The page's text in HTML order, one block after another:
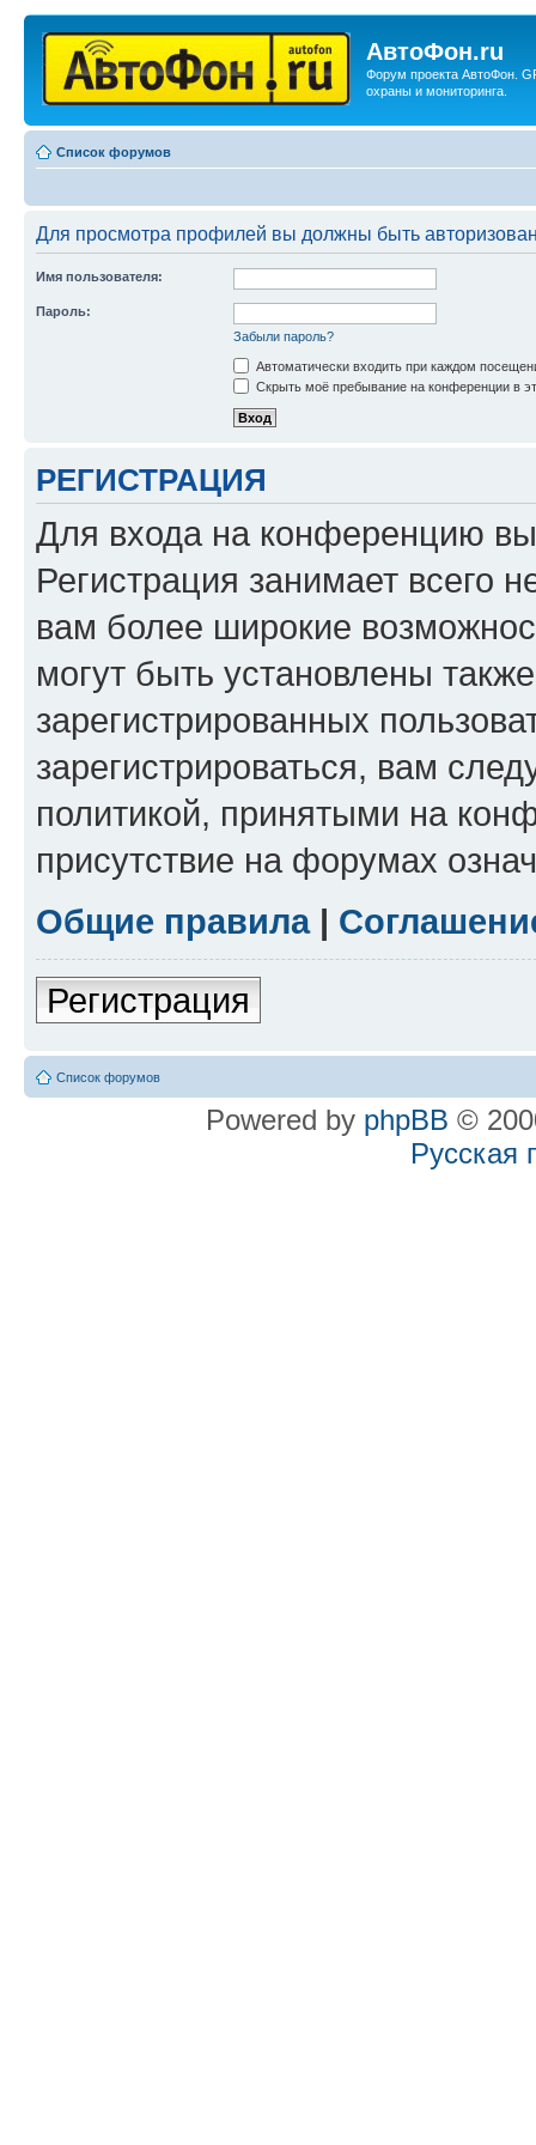
АвтоФон.ru
Форум проекта АвтоФон.
охраны и мониторинга.
Список форумов
Для просмотра профилей вы должны быть
Имя пользователя:
Пароль:
Забыли пароль?
Автоматически входить при каждом
Скрыть моё пребывание на конференции в
РЕГИСТРАЦИЯ
Для входа на конференцию
Регистрация занимает всего
вам более широкие
могут быть установлены
зарегистрированных
зарегистрироваться, вам
политикой, принятыми на
присутствие на форумах
Общие правила|
Регистрация
Список форумов
Powered by phpBB ©
Русская